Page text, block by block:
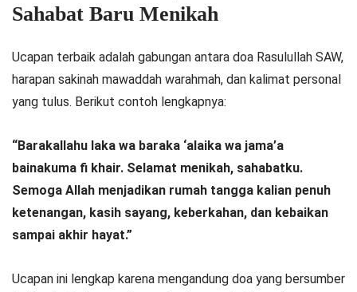
Sahabat Baru Menikah
Ucapan terbaik adalah gabungan antara doa Rasulullah SAW,
harapan sakinah mawaddah warahmah, dan kalimat personal
yang tulus. Berikut contoh lengkapnya:
“Barakallahu laka wa baraka ‘alaika wa jama’a
bainakuma fi khair. Selamat menikah, sahabatku.
Semoga Allah menjadikan rumah tangga kalian penuh
ketenangan, kasih sayang, keberkahan, dan kebaikan
sampai akhir hayat.”
Ucapan ini lengkap karena mengandung doa yang bersumber